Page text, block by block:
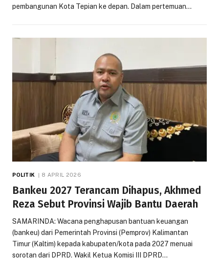
pembangunan Kota Tepian ke depan. Dalam pertemuan…
POLITIK 8 APRIL 2026
Bankeu 2027 Terancam Dihapus, Akhmed
Reza Sebut Provinsi Wajib Bantu Daerah
SAMARINDA: Wacana penghapusan bantuan keuangan
(bankeu) dari Pemerintah Provinsi (Pemprov) Kalimantan
Timur (Kaltim) kepada kabupaten/kota pada 2027 menuai
sorotan dari DPRD. Wakil Ketua Komisi III DPRD…